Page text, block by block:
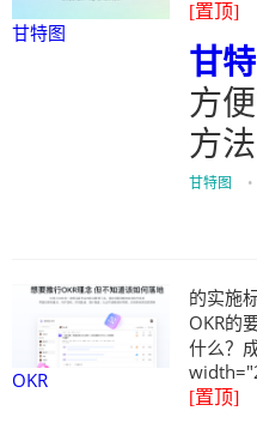
甘特图
[置顶]
甘
方便
方法
甘特图 •
OKR
的实施
OKR的
什么？
[置顶]